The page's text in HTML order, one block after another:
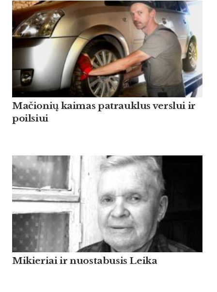
Mačionių kaimas patrauklus verslui ir
poilsiui
Mikieriai ir nuostabusis Leika